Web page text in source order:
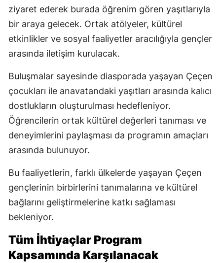
ziyaret ederek burada öğrenim gören yaşıtlarıyla
bir araya gelecek. Ortak atölyeler, kültürel
etkinlikler ve sosyal faaliyetler aracılığıyla gençler
arasında iletişim kurulacak.
Buluşmalar sayesinde diasporada yaşayan Çeçen
çocukları ile anavatandaki yaşıtları arasında kalıcı
dostlukların oluşturulması hedefleniyor.
Öğrencilerin ortak kültürel değerleri tanıması ve
deneyimlerini paylaşması da programın amaçları
arasında bulunuyor.
Bu faaliyetlerin, farklı ülkelerde yaşayan Çeçen
gençlerinin birbirlerini tanımalarına ve kültürel
bağlarını geliştirmelerine katkı sağlaması
bekleniyor.
Tüm İhtiyaçlar Program
Kapsamında Karşılanacak